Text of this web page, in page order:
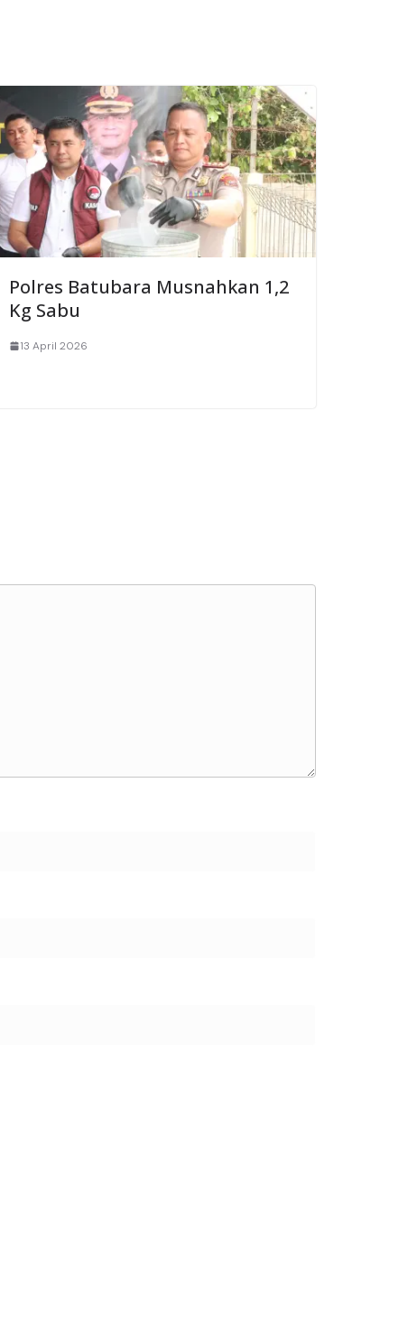
Polres Batubara Musnahkan 1,2
Kg Sabu
13 April 2026